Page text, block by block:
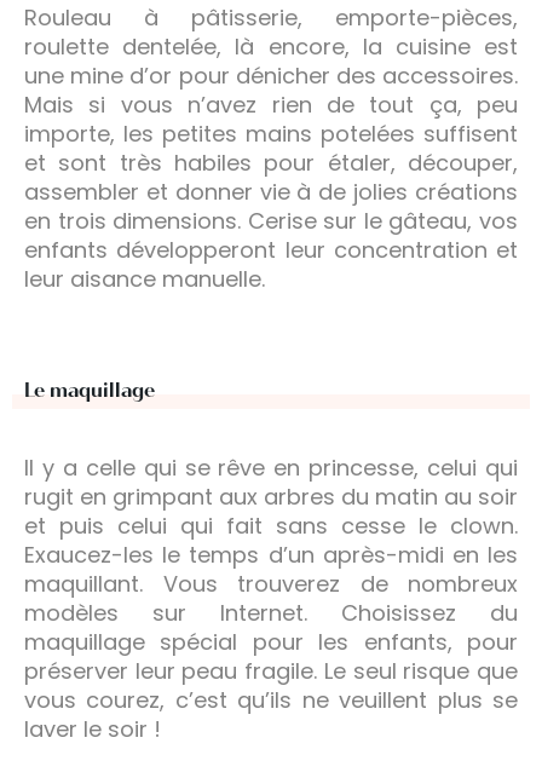
Rouleau à pâtisserie, emporte-pièces,
roulette dentelée, là encore, la cuisine est
une mine d’or pour dénicher des accessoires.
Mais si vous n’avez rien de tout ça, peu
importe, les petites mains potelées suffisent
et sont très habiles pour étaler, découper,
assembler et donner vie à de jolies créations
en trois dimensions. Cerise sur le gâteau, vos
enfants développeront leur concentration et
leur aisance manuelle.
Le maquillage
Il y a celle qui se rêve en princesse, celui qui
rugit en grimpant aux arbres du matin au soir
et puis celui qui fait sans cesse le clown.
Exaucez-les le temps d’un après-midi en les
maquillant. Vous trouverez de nombreux
modèles sur Internet. Choisissez du
maquillage spécial pour les enfants, pour
préserver leur peau fragile. Le seul risque que
vous courez, c’est qu’ils ne veuillent plus se
laver le soir !